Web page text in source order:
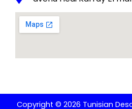
Copyright © 2026 Tunisian